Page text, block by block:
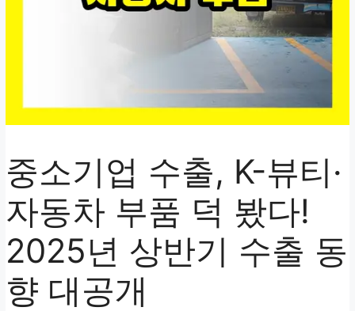
중소기업 수출, K-뷰티·
자동차 부품 덕 봤다!
2025년 상반기 수출 동
향 대공개